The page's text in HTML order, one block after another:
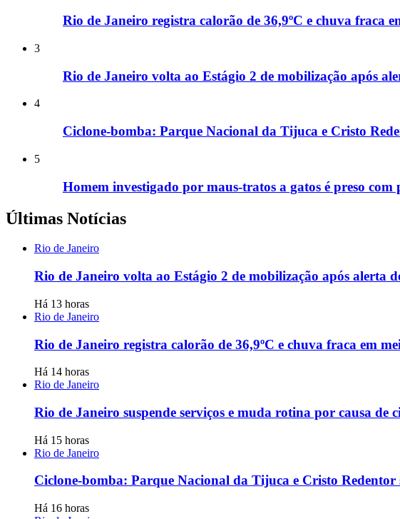
Rio de Janeiro registra calorão de 36,9ºC e chuva fraca
3
Rio de Janeiro volta ao Estágio 2 de mobilização após
4
Ciclone-bomba: Parque Nacional da Tijuca e Cristo
5
Homem investigado por maus-tratos a gatos é preso
Últimas Notícias
Rio de Janeiro
Rio de Janeiro volta ao Estágio 2 de mobilização após alerta
Há 13 horas
Rio de Janeiro
Rio de Janeiro registra calorão de 36,9ºC e chuva fraca em
Há 14 horas
Rio de Janeiro
Rio de Janeiro suspende serviços e muda rotina por causa de
Há 15 horas
Rio de Janeiro
Ciclone-bomba: Parque Nacional da Tijuca e Cristo Redentor
Há 16 horas